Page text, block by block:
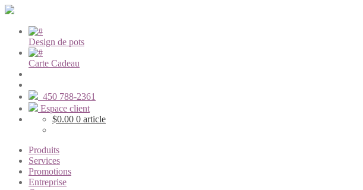
Design de pots
Carte Cadeau
450 788-2361
Espace client
$0.00 0 article
Produits
Services
Promotions
Entreprise